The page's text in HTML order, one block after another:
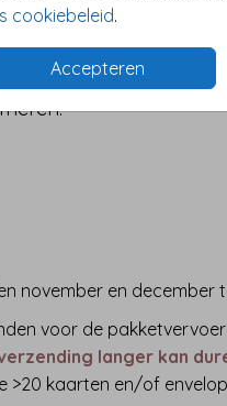
cookiebeleid.
Accepteren
nerven
november en december
voor de
langer kan
>20 kaarten en/of